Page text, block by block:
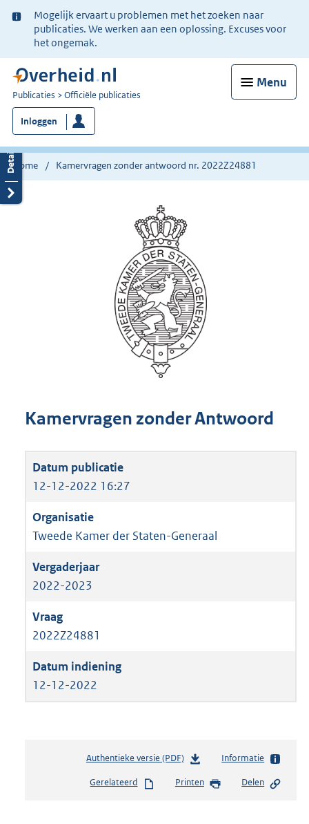
Ter
informatie:
Mogelijk ervaart u problemen met het zoeken naar
publicaties. We werken aan een oplossing. Excuses voor
het ongemak.
Menu
U
bent
nu
hier:
Publicaties Officiële publicaties
Inloggen
Home Kamervragen zonder antwoord nr. 2022Z24881
Kamervragen zonder Antwoord
12-12-2022 16:27
Tweede Kamer der Staten-Generaal
2022-2023
2022Z24881
12-12-2022
Authentieke versie (PDF)b
s
Informatie
Gerelateerd Printen Delen